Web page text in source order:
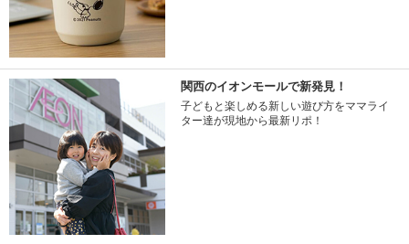
関西のイオンモールで新発見！
子どもと楽しめる新しい遊び方をママライ
ター達が現地から最新リポ！